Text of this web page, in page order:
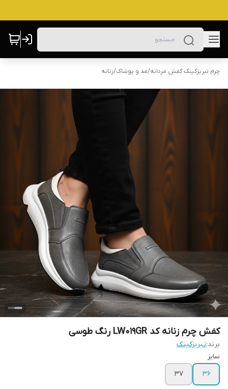
چرم تبریزکینگ کفش مردانه/مد و پوشاک/زنانه
کفش چرم زنانه کد LW019GR رنگ طوسی
برند:تبریزکینگ
سایز
36
37